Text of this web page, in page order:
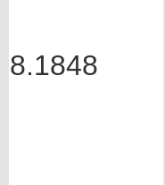
8.1848